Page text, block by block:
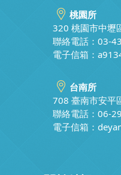
桃園所
320 桃園市中壢
聯絡電話：03-
電子信箱：
台南所
708 臺南市安平
聯絡電話：06-
電子信箱：